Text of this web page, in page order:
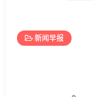
新闻早报